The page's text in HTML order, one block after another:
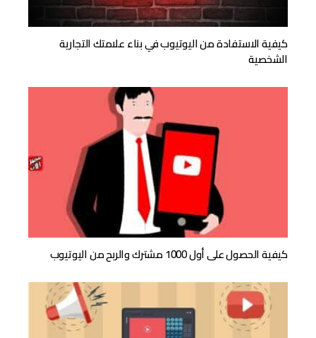
كيفية الاستفادة من اليوتيوب في بناء علامتك التجارية
الشخصية
كيفية الحصول على أول 1000 مشترك والربح من اليوتيوب